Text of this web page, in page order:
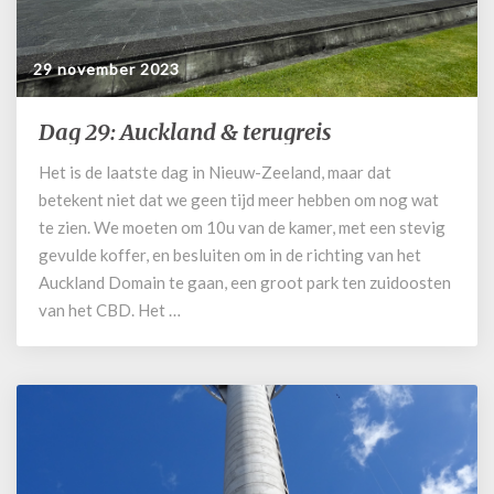
29 november 2023
Dag
Auckland
&
terugreis
Dag 29: Auckland & terugreis
Het is de laatste dag in Nieuw-Zeeland, maar dat
betekent niet dat we geen tijd meer hebben om nog wat
te zien. We moeten om 10u van de kamer, met een stevig
gevulde koffer, en besluiten om in de richting van het
Auckland Domain te gaan, een groot park ten zuidoosten
van het CBD. Het …